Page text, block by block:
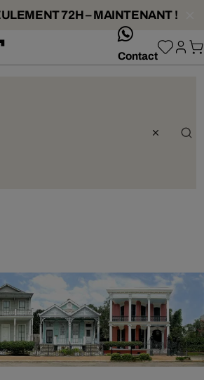
72H – MAINTENANT !
Contact